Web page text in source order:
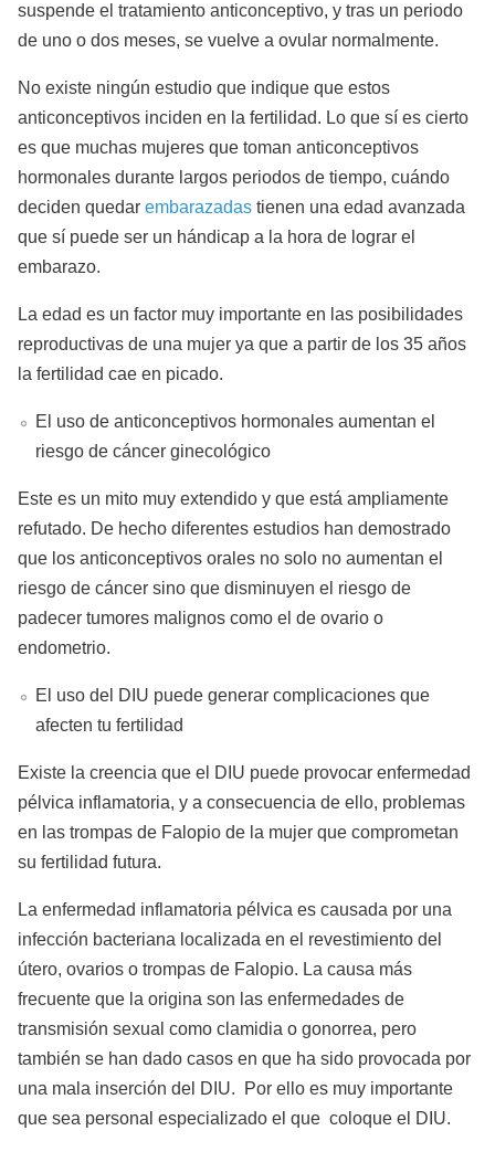
suspende el tratamiento anticonceptivo, y tras un periodo
de uno o dos meses, se vuelve a ovular normalmente.
No existe ningún estudio que indique que estos
anticonceptivos inciden en la fertilidad. Lo que sí es cierto
es que muchas mujeres que toman anticonceptivos
hormonales durante largos periodos de tiempo, cuándo
deciden quedar embarazadas tienen una edad avanzada
que sí puede ser un hándicap a la hora de lograr el
embarazo.
La edad es un factor muy importante en las posibilidades
reproductivas de una mujer ya que a partir de los 35 años
la fertilidad cae en picado.
El uso de anticonceptivos hormonales aumentan el
riesgo de cáncer ginecológico
Este es un mito muy extendido y que está ampliamente
refutado. De hecho diferentes estudios han demostrado
que los anticonceptivos orales no solo no aumentan el
riesgo de cáncer sino que disminuyen el riesgo de
padecer tumores malignos como el de ovario o
endometrio.
El uso del DIU puede generar complicaciones que
afecten tu fertilidad
Existe la creencia que el DIU puede provocar enfermedad
pélvica inflamatoria, y a consecuencia de ello, problemas
en las trompas de Falopio de la mujer que comprometan
su fertilidad futura.
La enfermedad inflamatoria pélvica es causada por una
infección bacteriana localizada en el revestimiento del
útero, ovarios o trompas de Falopio. La causa más
frecuente que la origina son las enfermedades de
transmisión sexual como clamidia o gonorrea, pero
también se han dado casos en que ha sido provocada por
una mala inserción del DIU. Por ello es muy importante
que sea personal especializado el que coloque el DIU.